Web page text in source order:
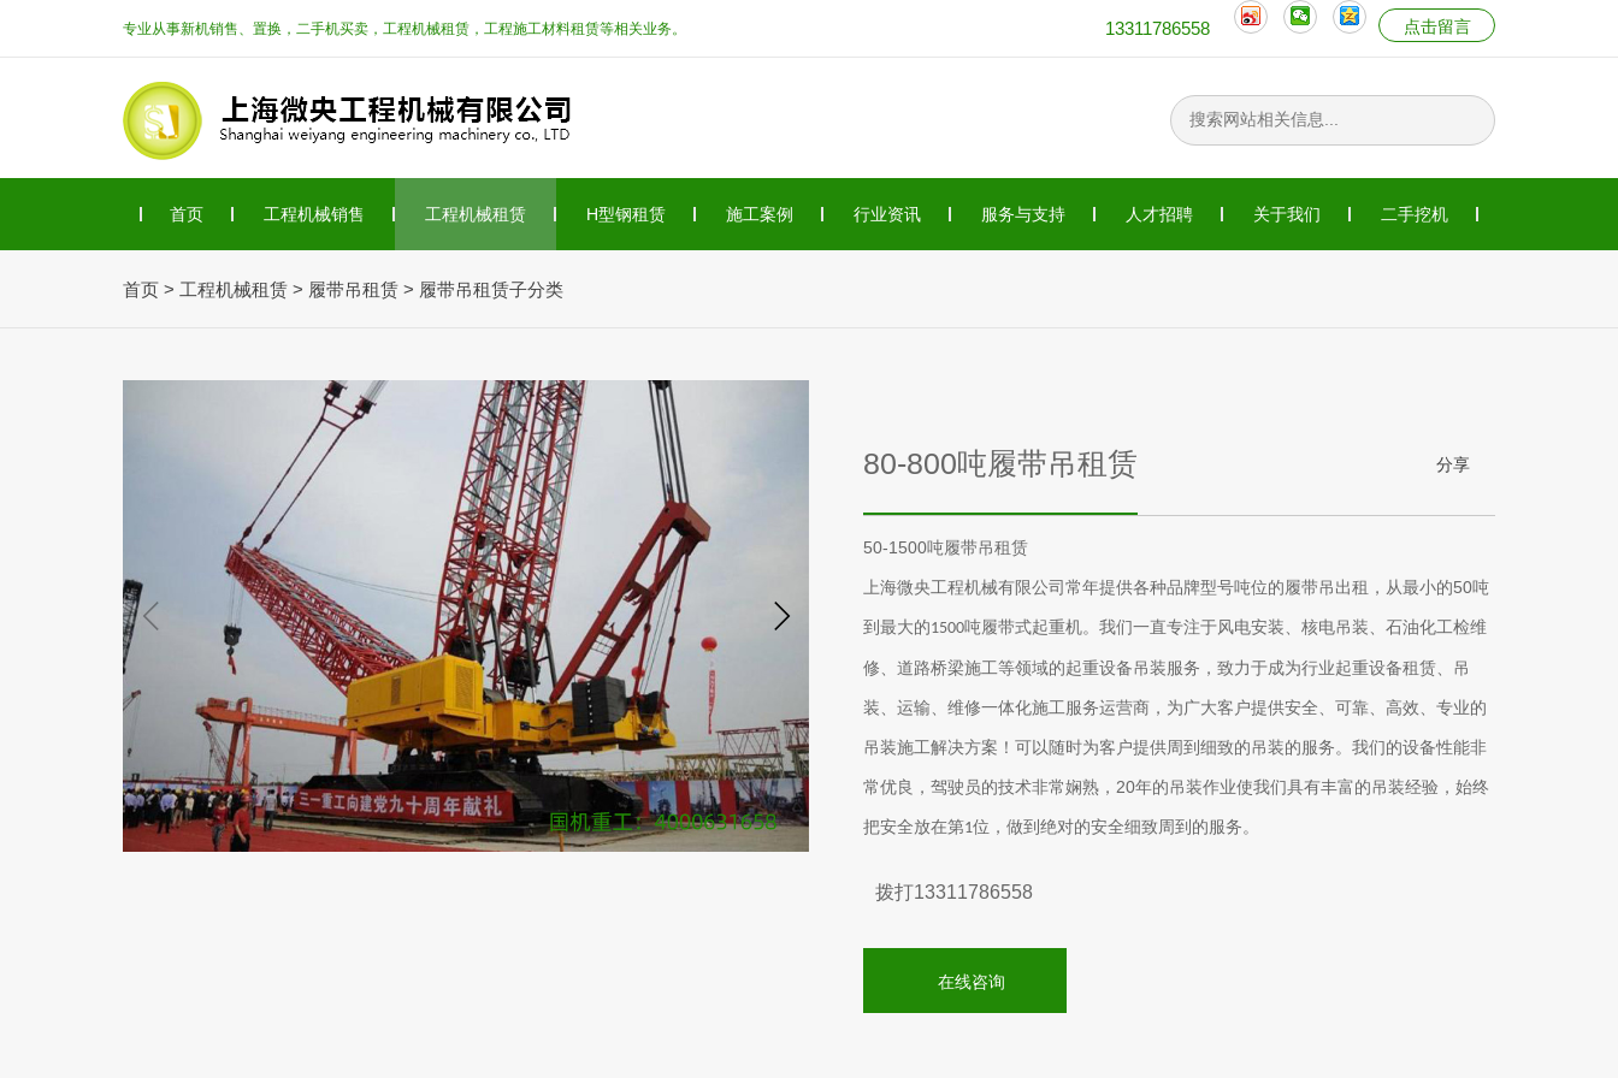
专业从事新机销售、置换，二手机买卖，工程机械租赁，工程施工材料租赁等相关业务。 13311786558 点击留言
首页 工程机械销售 工程机械租赁 H型钢租赁 施工案例 行业资讯 服务与支持 人才招聘 关于我们 二手挖机
首页 > 工程机械租赁 > 履带吊租赁 > 履带吊租赁子分类
80-800吨履带吊租赁 分享
50-1500吨履带吊租赁
上海微央工程机械有限公司常年提供各种品牌型号吨位的履带吊出租，从最小的50吨
到最大的1500吨履带式起重机。我们一直专注于风电安装、核电吊装、石油化工检维
修、道路桥梁施工等领域的起重设备吊装服务，致力于成为行业起重设备租赁、吊
装、运输、维修一体化施工服务运营商，为广大客户提供安全、可靠、高效、专业的
吊装施工解决方案！ 可以随时为客户提供周到细致的吊装的服务。我们的设备性能非
常优良，驾驶员的技术非常娴熟， 20年的吊装作业使我们具有丰富的吊装经验，始终
把安全放在第1位，做到绝对的安全细致周到的服务。
拨打13311786558
在线咨询